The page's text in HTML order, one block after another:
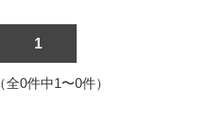
1
全0件中1〜0件）